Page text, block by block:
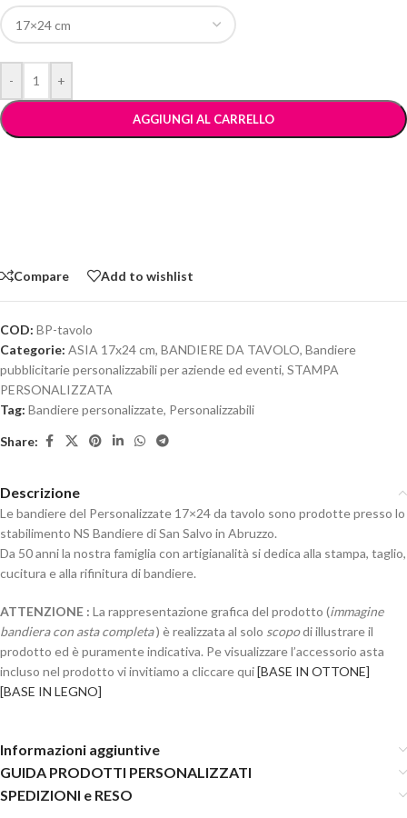
- +
AGGIUNGI AL CARRELLO
Compare Add to wishlist
COD: BP-tavolo
Categorie: ASIA 17x24 cm, BANDIERE DA TAVOLO, Bandiere
pubblicitarie personalizzabili per aziende ed eventi, STAMPA
PERSONALIZZATA
Tag: Bandiere personalizzate, Personalizzabili
Share:
Descrizione
Le bandiere del Personalizzate 17×24 da tavolo sono prodotte presso lo
stabilimento NS Bandiere di San Salvo in Abruzzo.
Da 50 anni la nostra famiglia con artigianalità si dedica alla stampa, taglio,
cucitura e alla rifinitura di bandiere.
ATTENZIONE : La rappresentazione grafica del prodotto (immagine
bandiera con asta completa) è realizzata al solo scopodi illustrare il
prodotto ed è puramente indicativa. Pe visualizzare l’accessorio asta
incluso nel prodotto vi invitiamo a cliccare qui[BASE IN OTTONE]
[BASE IN LEGNO]
Informazioni aggiuntive
GUIDA PRODOTTI PERSONALIZZATI
SPEDIZIONI e RESO